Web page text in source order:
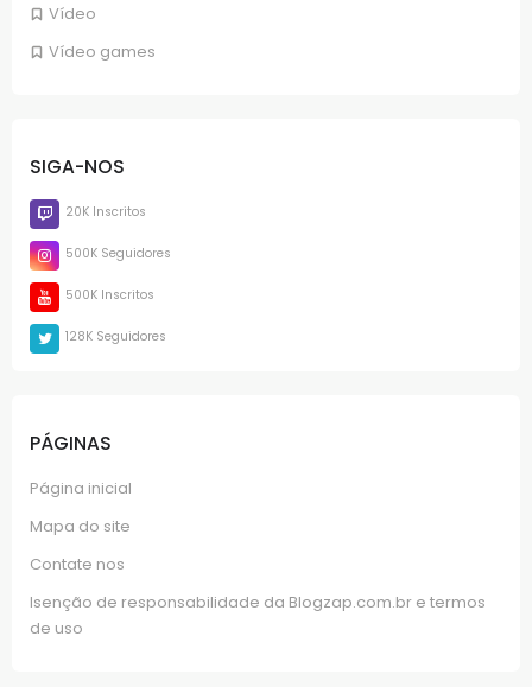
Vídeo
Vídeo games
SIGA-NOS
20K Inscritos
500K Seguidores
500K Inscritos
128K Seguidores
PÁGINAS
Página inicial
Mapa do site
Contate nos
Isenção de responsabilidade da Blogzap.com.br e termos
de uso